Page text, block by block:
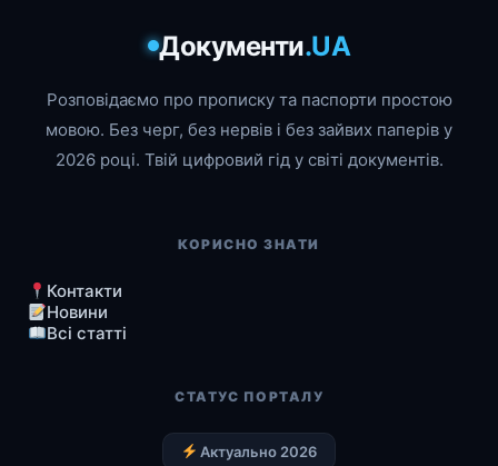
Документи.UA
Розповідаємо про прописку та паспорти простою
мовою. Без черг, без нервів і без зайвих паперів у
2026 році. Твій цифровий гід у світі документів.
КОРИСНО ЗНАТИ
Контакти
Новини
Всі статті
СТАТУС ПОРТАЛУ
Актуально 2026